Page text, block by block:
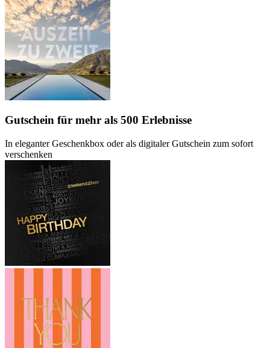
Gutschein für mehr als 500 Erlebnisse
In eleganter Geschenkbox oder als digitaler Gutschein zum sofort
verschenken